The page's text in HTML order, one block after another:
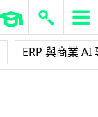
ERP 與商業 AI